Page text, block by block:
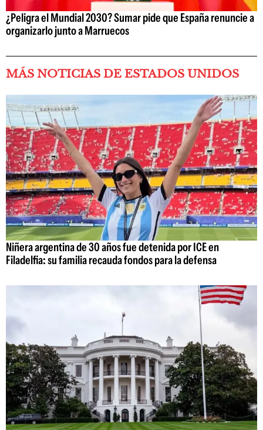
¿Peligra el Mundial 2030? Sumar pide que España renuncie a
organizarlo junto a Marruecos
MÁS NOTICIAS DE ESTADOS UNIDOS
Niñera argentina de 30 años fue detenida por ICE en
Filadelfia: su familia recauda fondos para la defensa